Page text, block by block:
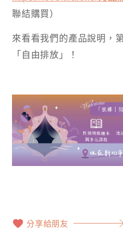
聯結購買）
來看看我們的產品說明，
「自由排放」！
分享給朋友